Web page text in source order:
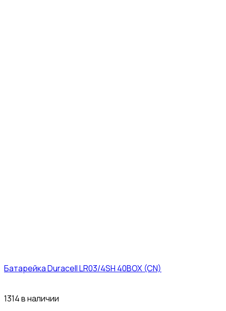
Батарейка Duracell LR03/4SH 40BOX (CN)
1314 в наличии